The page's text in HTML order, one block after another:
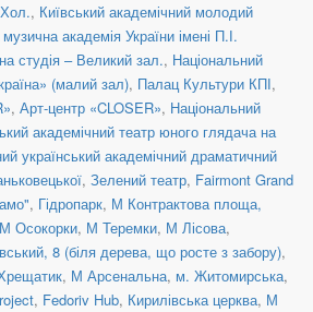
, Київський академічний молодий
академія України імені П.І.
студія – Великий зал., Національний
(малий зал), Палац Культури КПІ,
, Арт-центр «CLOSER», Національний
академічний театр юного глядача на
український академічний драматичний
, Зелений театр, Fairmont Grand
, Гідропарк, М Контрактова площа,
М Осокорки, М Теремки, М Лісова,
8 (біля дерева, що росте з забору),
, М Арсенальна, м. Житомирська,
, Fedoriv Hub, Кирилівська церква, М